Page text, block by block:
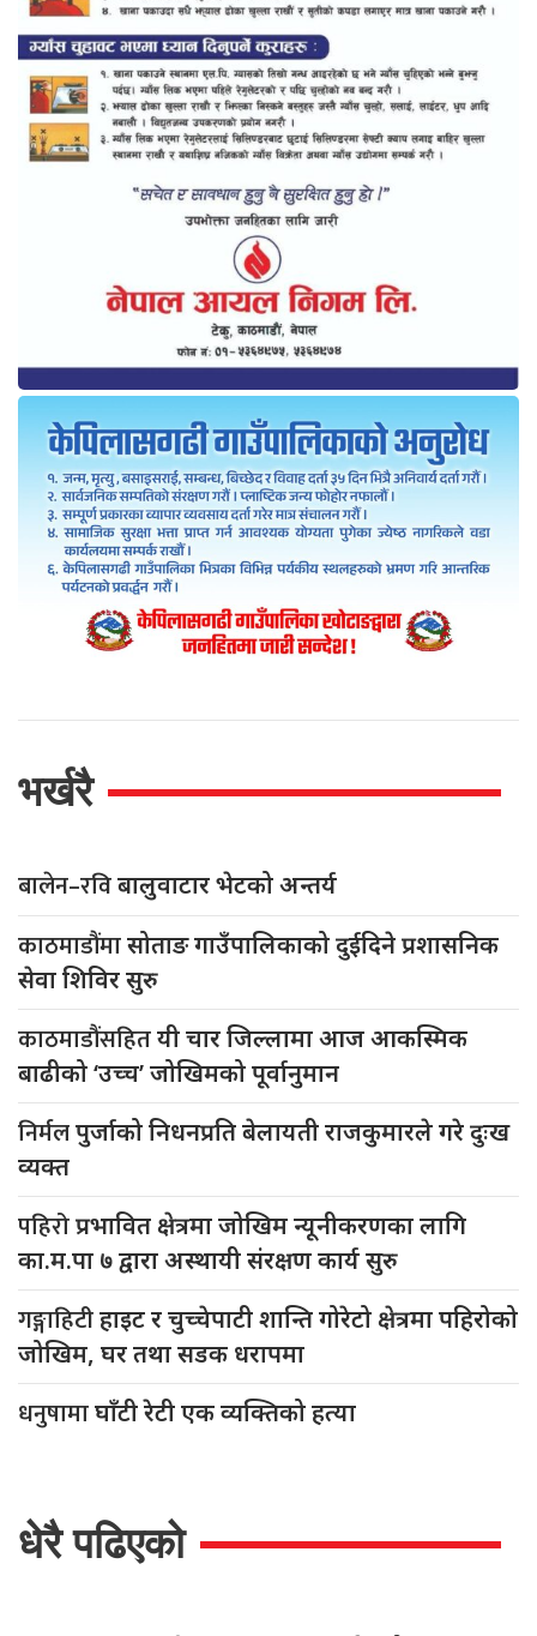
भर्खरै
बालेन–रविबालुवाटार भेटको अन्तर्य
काठमाडौंमासोताङ गाउँपालिकाको दुईदिने प्रशासनिक
सेवा शिविर सुरु
काठमाडौंसहितयी चार जिल्लामा आज आकस्मिक
बाढीको ‘उच्च’ जोखिमको पूर्वानुमान
निर्मलपुर्जाको निधनप्रति बेलायती राजकुमारले गरे दुःख
व्यक्त
पहिरोप्रभावित क्षेत्रमा जोखिम न्यूनीकरणका लागि
का.म.पा ७ द्वारा अस्थायी संरक्षण कार्य सुरु
गङ्गाहिटीहाइट र चुच्चेपाटी शान्ति गोरेटो क्षेत्रमा पहिरोको
जोखिम, घर तथा सडक धरापमा
धनुषामाघाँटी रेटी एक व्यक्तिको हत्या
धेरै पढिएको